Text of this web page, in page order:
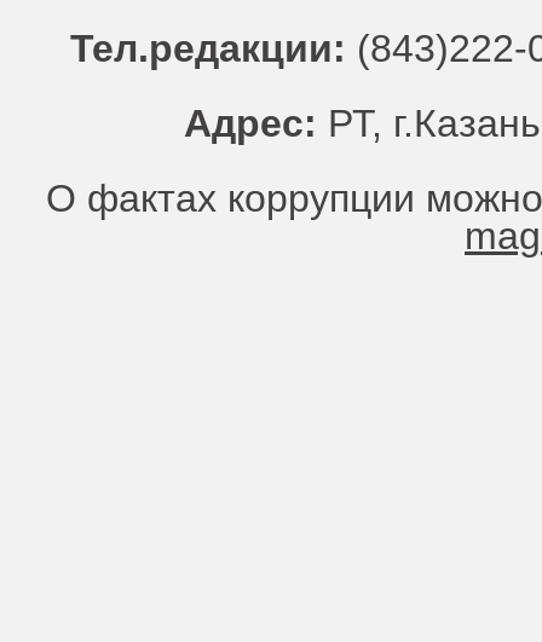
Тел.редакции:
Адрес: РТ,
О фактах коррупции